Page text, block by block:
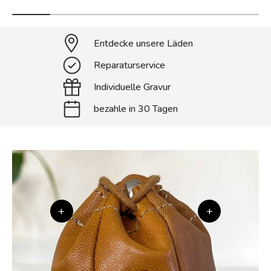
Entdecke unsere Läden
Reparaturservice
Individuelle Gravur
bezahle in 30 Tagen
+ +